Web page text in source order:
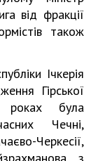
від фракції
також
Ічкерія
Гірської
роках була
Чечні,
Черкесії,
з